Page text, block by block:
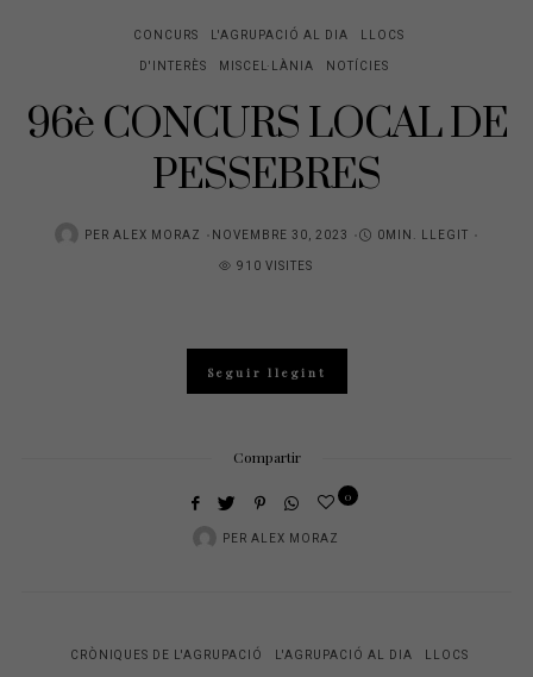
CONCURS L'AGRUPACIÓ AL DIA
LLOCS
D'INTERÈS
MISCEL·LÀNIA NOTÍCIES
96è CONCURS LOCAL DE
PESSEBRES
PER ALEX MORAZ
POSTED
ON
NOVEMBRE 30, 2023
0MIN. LLEGIT
910 VISITES
Seguir llegint
Compartir
PER ALEX MORAZ
0
CRÒNIQUES DE L'AGRUPACIÓ L'AGRUPACIÓ AL DIA
LLOCS